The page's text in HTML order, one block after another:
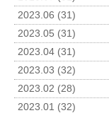
2023.06 (31)
2023.05 (31)
2023.04 (31)
2023.03 (32)
2023.02 (28)
2023.01 (32)